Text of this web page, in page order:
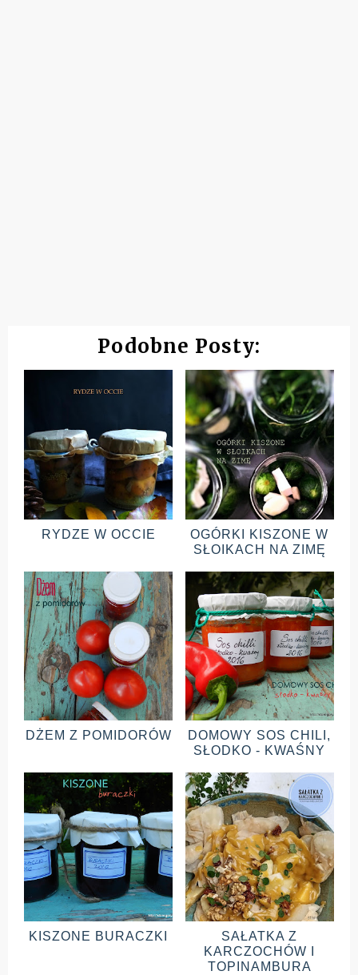
Podobne Posty:
RYDZE W OCCIE
OGÓRKI KISZONE W
SŁOIKACH NA ZIMĘ
DŻEM Z POMIDORÓW
DOMOWY SOS CHILI,
SŁODKO - KWAŚNY
KISZONE BURACZKI
SAŁATKA Z
KARCZOCHÓW I
TOPINAMBURA